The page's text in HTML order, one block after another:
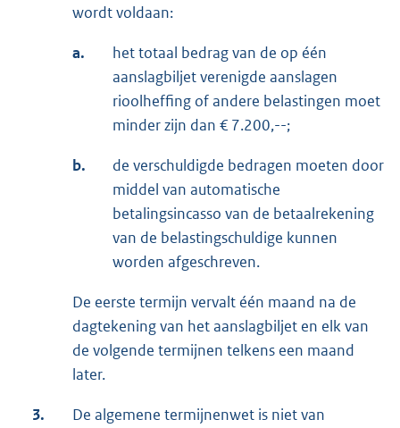
wordt voldaan:
a.
het totaal bedrag van de op één
aanslagbiljet verenigde aanslagen
rioolheffing of andere belastingen moet
minder zijn dan € 7.200,--;
b.
de verschuldigde bedragen moeten door
middel van automatische
betalingsincasso van de betaalrekening
van de belastingschuldige kunnen
worden afgeschreven.
De eerste termijn vervalt één maand na de
dagtekening van het aanslagbiljet en elk van
de volgende termijnen telkens een maand
later.
3.
De algemene termijnenwet is niet van